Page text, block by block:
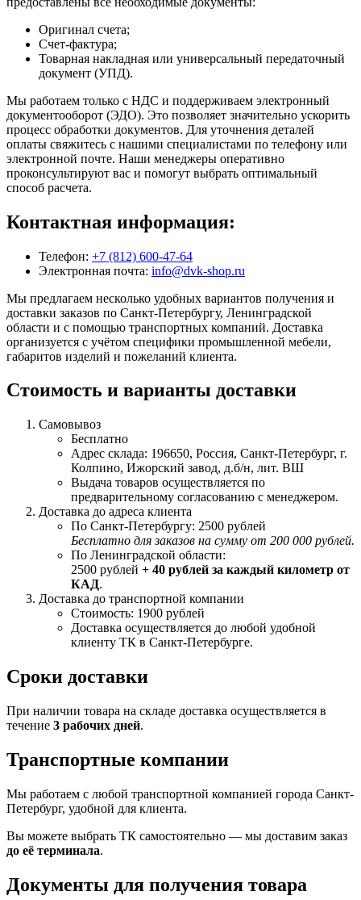
Оригинал счета;
Счет-фактура;
Товарная накладная или универсальный передаточный
документ (УПД).
Мы работаем только с НДС и поддерживаем электронный
документооборот (ЭДО). Это позволяет значительно ускорить
процесс обработки документов. Для уточнения деталей
оплаты свяжитесь с нашими специалистами по телефону или
электронной почте. Наши менеджеры оперативно
проконсультируют вас и помогут выбрать оптимальный
способ расчета.
Контактная информация:
Телефон: +7 (812) 600-47-64
Электронная почта: info@dvk-shop.ru
Мы предлагаем несколько удобных вариантов получения и
доставки заказов по Санкт-Петербургу, Ленинградской
области и с помощью транспортных компаний. Доставка
организуется с учётом специфики промышленной мебели,
габаритов изделий и пожеланий клиента.
Стоимость и варианты доставки
Самовывоз
Бесплатно
Адрес склада: 196650, Россия, Санкт-Петербург, г.
Колпино, Ижорский завод, д.б/н, лит. ВШ
Выдача товаров осуществляется по
предварительному согласованию с менеджером.
Доставка до адреса клиента
По Санкт-Петербургу: 2500 рублей
Бесплатно для заказов на сумму от 200 000 рублей.
По Ленинградской области:
2500 рублей + 40 рублей за каждый километр от
КАД.
Доставка до транспортной компании
Стоимость: 1900 рублей
Доставка осуществляется до любой удобной
клиенту ТК в Санкт-Петербурге.
Сроки доставки
При наличии товара на складе доставка осуществляется в
течение 3 рабочих дней.
Транспортные компании
Мы работаем с любой транспортной компанией города Санкт-
Петербург, удобной для клиента.
Вы можете выбрать ТК самостоятельно — мы доставим заказ
до её терминала.
Документы для получения товара